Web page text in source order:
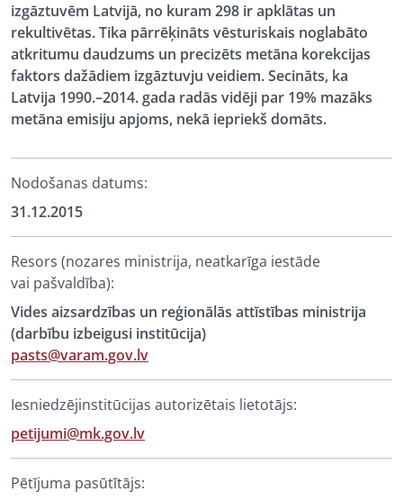
izgāztuvēm Latvijā, no kuram 298 ir apklātas un
rekultivētas. Tika pārrēķināts vēsturiskais noglabāto
atkritumu daudzums un precizēts metāna korekcijas
faktors dažādiem izgāztuvju veidiem. Secināts, ka
Latvija 1990.–2014. gada radās vidēji par 19% mazāks
metāna emisiju apjoms, nekā iepriekš domāts.
Nodošanas datums:
31.12.2015
Resors (nozares ministrija, neatkarīga iestāde
vai pašvaldība):
Vides aizsardzības un reģionālās attīstības ministrija
(darbību izbeigusi institūcija)
pasts@varam.gov.lv
Iesniedzējinstitūcijas autorizētais lietotājs:
petijumi@mk.gov.lv
Pētījuma pasūtītājs: